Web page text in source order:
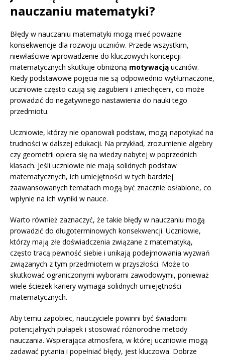
nauczaniu matematyki?
Błędy w nauczaniu matematyki mogą mieć poważne
konsekwencje dla rozwoju uczniów. Przede wszystkim,
niewłaściwe wprowadzenie do kluczowych koncepcji
matematycznych skutkuje obniżoną motywacją uczniów.
Kiedy podstawowe pojęcia nie są odpowiednio wytłumaczone,
uczniowie często czują się zagubieni i zniechęceni, co może
prowadzić do negatywnego nastawienia do nauki tego
przedmiotu.
Uczniowie, którzy nie opanowali podstaw, mogą napotykać na
trudności w dalszej edukacji. Na przykład, zrozumienie algebry
czy geometrii opiera się na wiedzy nabytej w poprzednich
klasach. Jeśli uczniowie nie mają solidnych podstaw
matematycznych, ich umiejętności w tych bardziej
zaawansowanych tematach mogą być znacznie osłabione, co
wpłynie na ich wyniki w nauce.
Warto również zaznaczyć, że takie błędy w nauczaniu mogą
prowadzić do długoterminowych konsekwencji. Uczniowie,
którzy mają złe doświadczenia związane z matematyką,
często tracą pewność siebie i unikają podejmowania wyzwań
związanych z tym przedmiotem w przyszłości. Może to
skutkować ograniczonymi wyborami zawodowymi, ponieważ
wiele ścieżek kariery wymaga solidnych umiejętności
matematycznych.
Aby temu zapobiec, nauczyciele powinni być świadomi
potencjalnych pułapek i stosować różnorodne metody
nauczania. Wspierająca atmosfera, w której uczniowie mogą
zadawać pytania i popełniać błędy, jest kluczowa. Dobrze